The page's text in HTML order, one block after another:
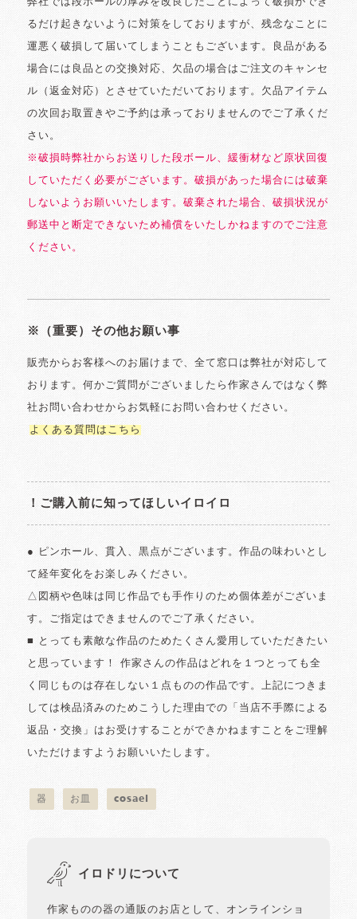
弊社では段ボールの厚みを改良したことによって破損ができ
るだけ起きないように対策をしておりますが、残念なことに
運悪く破損して届いてしまうこともございます。良品がある
場合には良品との交換対応、欠品の場合はご注文のキャンセ
ル（返金対応）とさせていただいております。欠品アイテム
の次回お取置きやご予約は承っておりませんのでご了承くだ
さい。
※破損時弊社からお送りした段ボール、緩衝材など原状回復
していただく必要がございます。破損があった場合には破棄
しないようお願いいたします。破棄された場合、破損状況が
郵送中と断定できないため補償をいたしかねますのでご注意
ください。
※（重要）その他お願い事
販売からお客様へのお届けまで、全て窓口は弊社が対応して
おります。何かご質問がございましたら作家さんではなく弊
社お問い合わせからお気軽にお問い合わせください。
よくある質問はこちら
！ご購入前に知ってほしいイロイロ
● ピンホール、貫入、黒点がございます。作品の味わいとし
て経年変化をお楽しみください。
△図柄や色味は同じ作品でも手作りのため個体差がございま
す。ご指定はできませんのでご了承ください。
■ とっても素敵な作品のためたくさん愛用していただきたい
と思っています！ 作家さんの作品はどれを１つとっても全
く同じものは存在しない１点ものの作品です。上記につきま
しては検品済みのためこうした理由での「当店不手際による
返品・交換」はお受けすることができかねますことをご理解
いただけますようお願いいたします。
器 お皿 cosael
イロドリについて
作家ものの器の通販のお店として、オンラインショ